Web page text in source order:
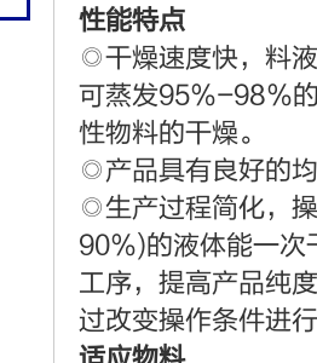
性能特点
◎干燥速度快，料
可蒸发95％-98％
性物料的干燥。
◎产品具有良好的
◎生产过程简化，
90％)的液体能一次
工序，提高产品纯
过改变操作条件进